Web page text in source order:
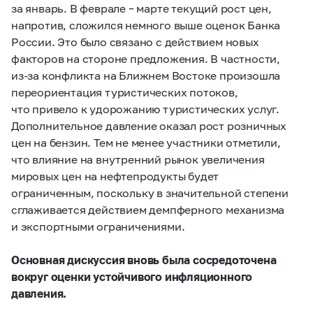
за январь. В феврале – марте текущий рост цен,
напротив, сложился немного выше оценок Банка
России. Это было связано с действием новых
факторов на стороне предложения. В частности,
из‑за конфликта на Ближнем Востоке произошла
переориентация туристических потоков,
что привело к удорожанию туристических услуг.
Дополнительное давление оказал рост розничных
цен на бензин. Тем не менее участники отметили,
что влияние на внутренний рынок увеличения
мировых цен на нефтепродукты будет
ограниченным, поскольку в значительной степени
сглаживается действием демпферного механизма
и экспортными ограничениями.
Основная дискуссия вновь была сосредоточена
вокруг оценки устойчивого инфляционного
давления.